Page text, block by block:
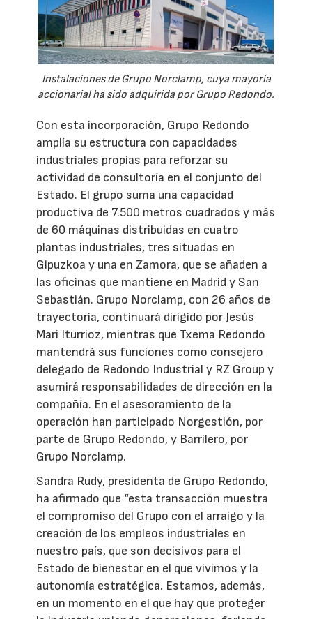
Instalaciones de Grupo Norclamp, cuya mayoría
accionarial ha sido adquirida por Grupo Redondo.
Con esta incorporación, Grupo Redondo
amplía su estructura con capacidades
industriales propias para reforzar su
actividad de consultoría en el conjunto del
Estado. El grupo suma una capacidad
productiva de 7.500 metros cuadrados y más
de 60 máquinas distribuidas en cuatro
plantas industriales, tres situadas en
Gipuzkoa y una en Zamora, que se añaden a
las oficinas que mantiene en Madrid y San
Sebastián. Grupo Norclamp, con 26 años de
trayectoria, continuará dirigido por Jesús
Mari Iturrioz, mientras que Txema Redondo
mantendrá sus funciones como consejero
delegado de Redondo Industrial y RZ Group y
asumirá responsabilidades de dirección en la
compañía. En el asesoramiento de la
operación han participado Norgestión, por
parte de Grupo Redondo, y Barrilero, por
Grupo Norclamp.
Sandra Rudy, presidenta de Grupo Redondo,
ha afirmado que “esta transacción muestra
el compromiso del Grupo con el arraigo y la
creación de los empleos industriales en
nuestro país, que son decisivos para el
Estado de bienestar en el que vivimos y la
autonomía estratégica. Estamos, además,
en un momento en el que hay que proteger